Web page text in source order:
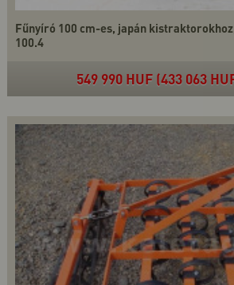
Fűnyíró 100 cm-es, japán
100.4
549 990 HUF (433 063